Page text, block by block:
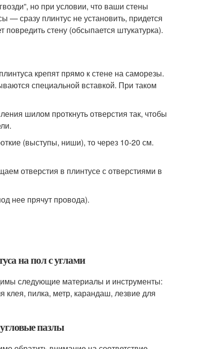
но при условии, что ваши стены
— сразу плинтус не установить, придется
стену (обсыпается штукатурка).
крепят прямо к стене на саморезы.
специальной вставкой. При таком
шилом проткнуть отверстия так, чтобы
(выступы, ниши), то через 10-20 см.
отверстия в плинтусе с отверстиями в
нее прячут провода).
на пол с углами
следующие материалы и инструменты:
клея, пилка, метр, карандаш, лезвие для
пазлы